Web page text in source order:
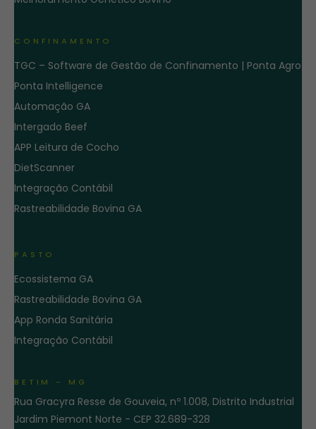
CONFINAMENTO
TGC – Software de Gestão de Confinamento | Ponta Agro
Ponta Intelligence
Automação GA
Intergado Beef
APP Leitura de Cocho
DietScanner
Integração Contábil
Rastreabilidade Bovina GA
PASTO
Ecossistema GA
Rastreabilidade Bovina GA
App Ronda Sanitária
Integração Contábil
BETIM - MG
Rua Gracyra Resse de Gouveia, nº 1.008, Distrito Industrial
Jardim Piemont Norte - CEP 32.689-328